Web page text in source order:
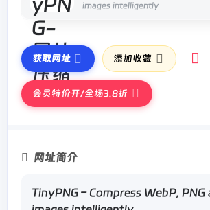
images intelligently
获取网址 添加收藏
会员特价开/全场3.8折
网址简介
TinyPNG – Compress WebP, PNG